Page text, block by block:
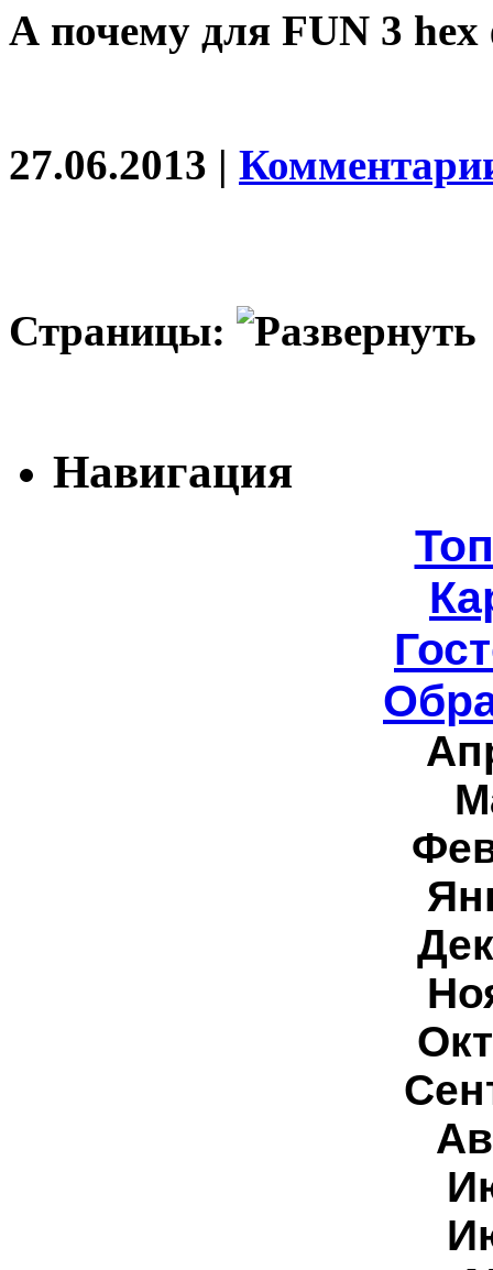
А почему для FUN 3
27.06.2013 |
Страницы:
Навигация